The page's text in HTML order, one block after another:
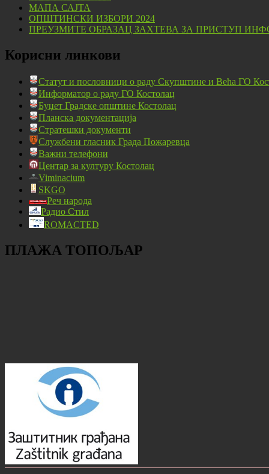
МАПА САЈТА
ОПШТИНСКИ ИЗБОРИ 2024
ПРЕУЗМИТЕ ОБРАЗАЦ ЗАХТЕВА ЗА ПРИСТУП
Корисни линкови
Статут и пословници о раду Скупштине и Већа ГО
Информатор о раду ГО Костолац
Буџет Градске општине Костолац
Планска документација
Стратешки документи
Службени гласник Града Пожаревца
Важни телефони
Центар за културу Костолац
Viminacium
SKGO
Реч народа
Радио Стил
ROMACTED
ПЛАЖА ТОПОЉАР